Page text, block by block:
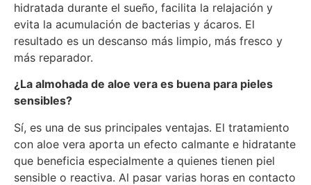
hidratada durante el sueño, facilita la relajación y
evita la acumulación de bacterias y ácaros. El
resultado es un descanso más limpio, más fresco y
más reparador.
¿La almohada de aloe vera es buena para pieles
sensibles?
Sí, es una de sus principales ventajas. El tratamiento
con aloe vera aporta un efecto calmante e hidratante
que beneficia especialmente a quienes tienen piel
sensible o reactiva. Al pasar varias horas en contacto